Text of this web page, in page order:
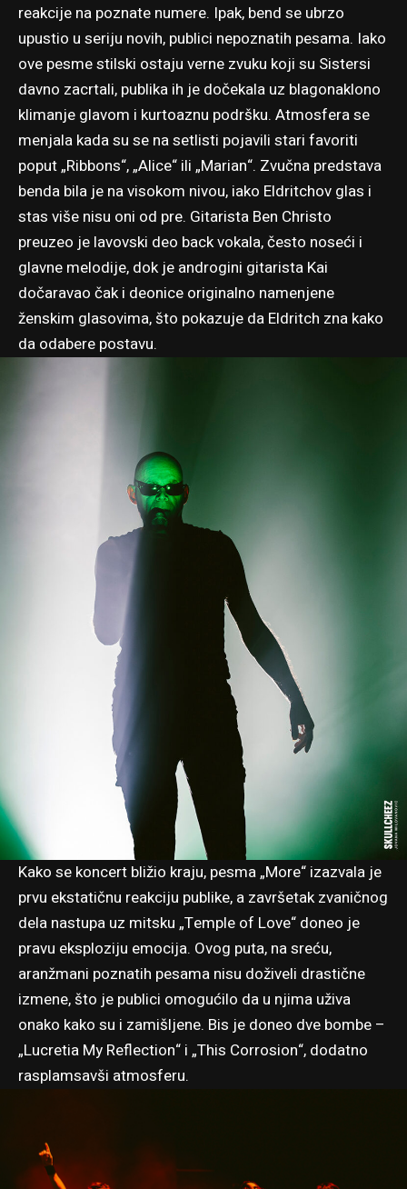
reakcije na poznate numere. Ipak, bend se ubrzo
upustio u seriju novih, publici nepoznatih pesama. Iako
ove pesme stilski ostaju verne zvuku koji su Sistersi
davno zacrtali, publika ih je dočekala uz blagonaklono
klimanje glavom i kurtoaznu podršku. Atmosfera se
menjala kada su se na setlisti pojavili stari favoriti
poput „Ribbons“, „Alice“ ili „Marian“. Zvučna predstava
benda bila je na visokom nivou, iako Eldritchov glas i
stas više nisu oni od pre. Gitarista Ben Christo
preuzeo je lavovski deo back vokala, često noseći i
glavne melodije, dok je androgini gitarista Kai
dočaravao čak i deonice originalno namenjene
ženskim glasovima, što pokazuje da Eldritch zna kako
da odabere postavu.
Kako se koncert bližio kraju, pesma „More“ izazvala je
prvu ekstatičnu reakciju publike, a završetak zvaničnog
dela nastupa uz mitsku „Temple of Love“ doneo je
pravu eksploziju emocija. Ovog puta, na sreću,
aranžmani poznatih pesama nisu doživeli drastične
izmene, što je publici omogućilo da u njima uživa
onako kako su i zamišljene. Bis je doneo dve bombe –
„Lucretia My Reflection“ i „This Corrosion“, dodatno
rasplamsavši atmosferu.